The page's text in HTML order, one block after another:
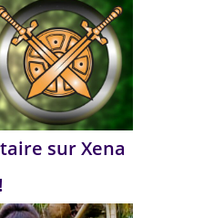
sur Xena